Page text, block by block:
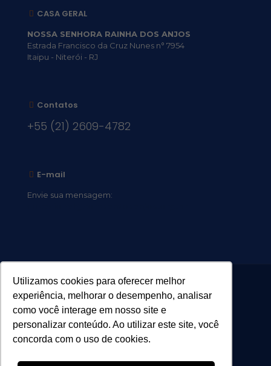
Utilizamos cookies para oferecer melhor
experiência, melhorar o desempenho, analisar
como você interage em nosso site e
personalizar conteúdo. Ao utilizar este site, você
concorda com o uso de cookies.
CASA GERAL
NOSSA SENHORA RAINHA DOS ANJOS
Estrada Francisco da Cruz Nunes n° 7954
Itaipu - Niterói - RJ
Contatos
+55 (21) 2609-4782
E-mail
Envie sua mensagem: